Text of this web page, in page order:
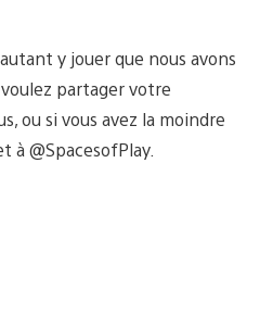
y jouer que nous avons
partager votre
ou si vous avez la moindre
@SpacesofPlay.